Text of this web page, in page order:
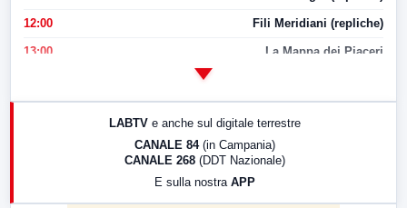
12:00 Fili Meridiani (repliche)
13:00 La Mappa dei Piaceri
17:00 LabNews (replica)
LABTV e anche sul digitale terrestre
CANALE 84 (in Campania)
CANALE 268 (DDT Nazionale)
E sulla nostra APP